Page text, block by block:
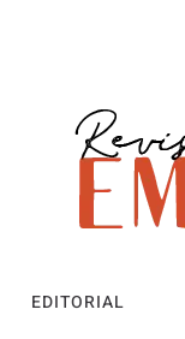
EDITORIAL